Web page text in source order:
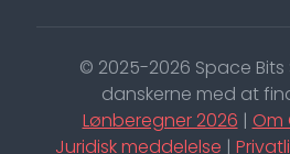
© 2025-2026 Space Bits
danskerne med at
Lønberegner 2026 | Om
Juridisk meddelelse |